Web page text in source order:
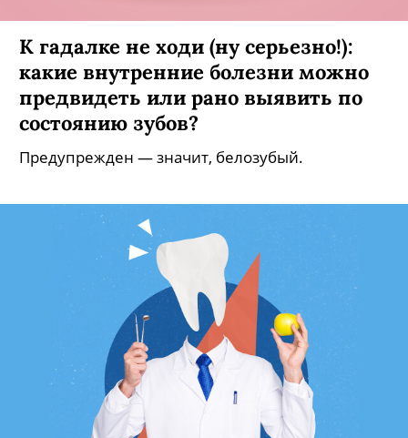
К гадалке не ходи (ну серьезно!):
какие внутренние болезни можно
предвидеть или рано выявить по
состоянию зубов?
Предупрежден — значит, белозубый.